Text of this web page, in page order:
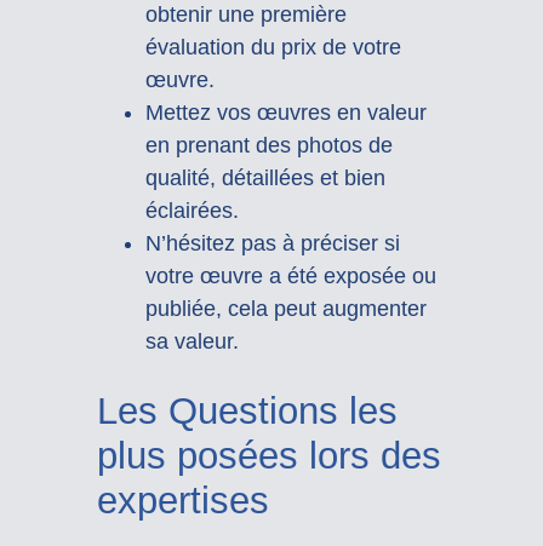
obtenir une première
évaluation du prix de votre
œuvre.
Mettez vos œuvres en valeur
en prenant des photos de
qualité, détaillées et bien
éclairées.
N’hésitez pas à préciser si
votre œuvre a été exposée ou
publiée, cela peut augmenter
sa valeur.
Les Questions les
plus posées lors des
expertises